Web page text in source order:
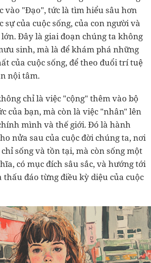
vào "Đạo", tức là tìm hiểu sâu hơn
sự của cuộc sống, của con người và
Đây là giai đoạn chúng ta không
sinh, mà là để khám phá những
của cuộc sống, để theo đuổi trí tuệ
nội tâm.
chỉ là việc "cộng" thêm vào bộ
của bạn, mà còn là việc "nhân" lên
mình và thế giới. Đó là hành
nửa sau của cuộc đời chúng ta, nơi
sống và tồn tại, mà còn sống một
có mục đích sâu sắc, và hướng tới
thấu đáo từng điều kỳ diệu của cuộc